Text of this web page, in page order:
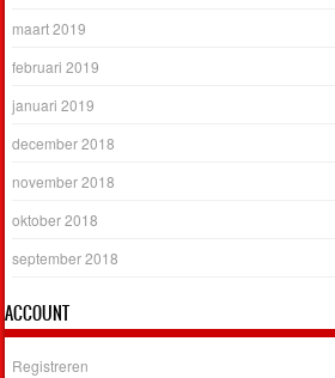
maart 2019
februari 2019
januari 2019
december 2018
november 2018
oktober 2018
september 2018
ACCOUNT
Registreren